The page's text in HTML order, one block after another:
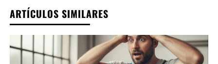
ARTÍCULOS SIMILARES